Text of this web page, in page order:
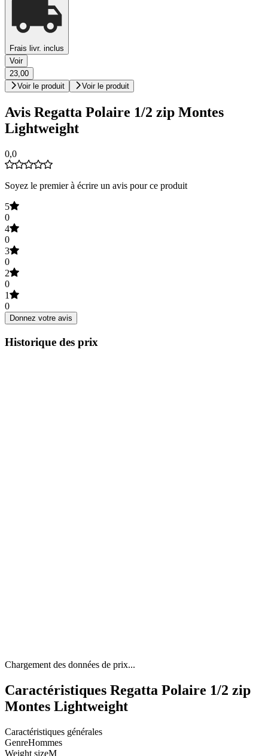
Frais livr. inclus
Voir
23,00
Voir le produit
Voir le produit
Avis Regatta Polaire 1/2 zip Montes
Lightweight
0,0
Soyez le premier à écrire un avis pour ce produit
5
0
4
0
3
0
2
0
1
0
Donnez votre avis
Historique des prix
Chargement des données de prix...
Caractéristiques Regatta Polaire 1/2 zip
Montes Lightweight
Caractéristiques générales
GenreHommes
Weight sizeM